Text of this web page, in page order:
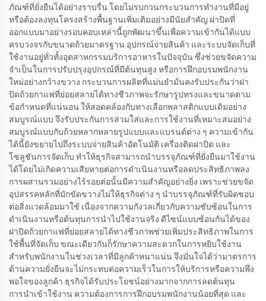
ภัณฑ์ที่ยั่งยืนได้อย่างราบรื่น โดยไม่รบกวนกระบวนการทำงานที่มีอยู่
หรือต้องลงทุนโครงสร้างพื้นฐานเพิ่มเติมอย่างมีนัยสำคัญ ฝาปิดที่
ออกแบบมาอย่างรอบคอบเหล่านี้ถูกพัฒนาขึ้นเพื่อความเข้ากันได้แบบ
ครบวงจรกับขนาดถ้วยมาตรฐาน อุปกรณ์จ่ายสินค้า และระบบจัดเก็บที่
ใช้งานอยู่ทั่วทั้งอุตสาหกรรมบริการอาหารในปัจจุบัน ซึ่งช่วยขจัดความ
จำเป็นในการปรับปรุงอุปกรณ์ที่มีต้นทุนสูง หรือการฝึกอบรมพนักงาน
ใหม่อย่างกว้างขวาง กระบวนการผลิตที่แม่นยำมั่นคงรับประกันว่าฝา
ปิดถ้วยกาแฟที่ย่อยสลายได้ทางชีวภาพจะรักษารูปทรงและขนาดตาม
ข้อกำหนดที่แน่นอน ให้สอดคล้องกับทางเลือกพลาสติกแบบเดิมอย่าง
สมบูรณ์แบบ จึงรับประกันการสวมใส่และการใช้งานที่เหมาะสมอย่าง
สมบูรณ์แบบกับถ้วยหลากหลายรูปแบบและแบรนด์ต่าง ๆ ความเข้ากัน
ได้นี้ยังขยายไปถึงระบบจ่ายสินค้าอัตโนมัติ เครื่องติดฝาปิด และ
โซลูชันการจัดเก็บ ทำให้ธุรกิจสามารถนำบรรจุภัณฑ์ที่ยั่งยืนมาใช้งาน
ได้โดยไม่เกิดความเสียหายต่อการดำเนินงานหรือลดประสิทธิภาพลง
การผสานรวมอย่างไร้รอยต่อนั้นมีความสำคัญอย่างยิ่ง เพราะช่วยขจัด
อุปสรรคหลักที่มักขัดขวางไม่ให้ธุรกิจต่าง ๆ นำบรรจุภัณฑ์ที่รับผิดชอบ
ต่อสิ่งแวดล้อมมาใช้ เนื่องจากความกังวลเกี่ยวกับความซับซ้อนในการ
ดำเนินงานหรือต้นทุนการนำไปใช้งานจริง ดีไซน์แบบซ้อนกันได้ของ
ฝาปิดถ้วยกาแฟที่ย่อยสลายได้ทางชีวภาพช่วยเพิ่มประสิทธิภาพในการ
ใช้พื้นที่จัดเก็บ ขณะเดียวกันก็รักษาความสะดวกในการหยิบใช้งาน
สำหรับพนักงานในช่วงเวลาที่มีลูกค้าหนาแน่น จึงมั่นใจได้ว่ามาตรการ
ด้านความยั่งยืนจะไม่กระทบต่อความเร็วในการให้บริการหรือความพึง
พอใจของลูกค้า ธุรกิจได้รับประโยชน์อย่างมากจากการลดต้นทุน
การนำเข้าใช้งาน ความต้องการการฝึกอบรมพนักงานน้อยที่สุด และ